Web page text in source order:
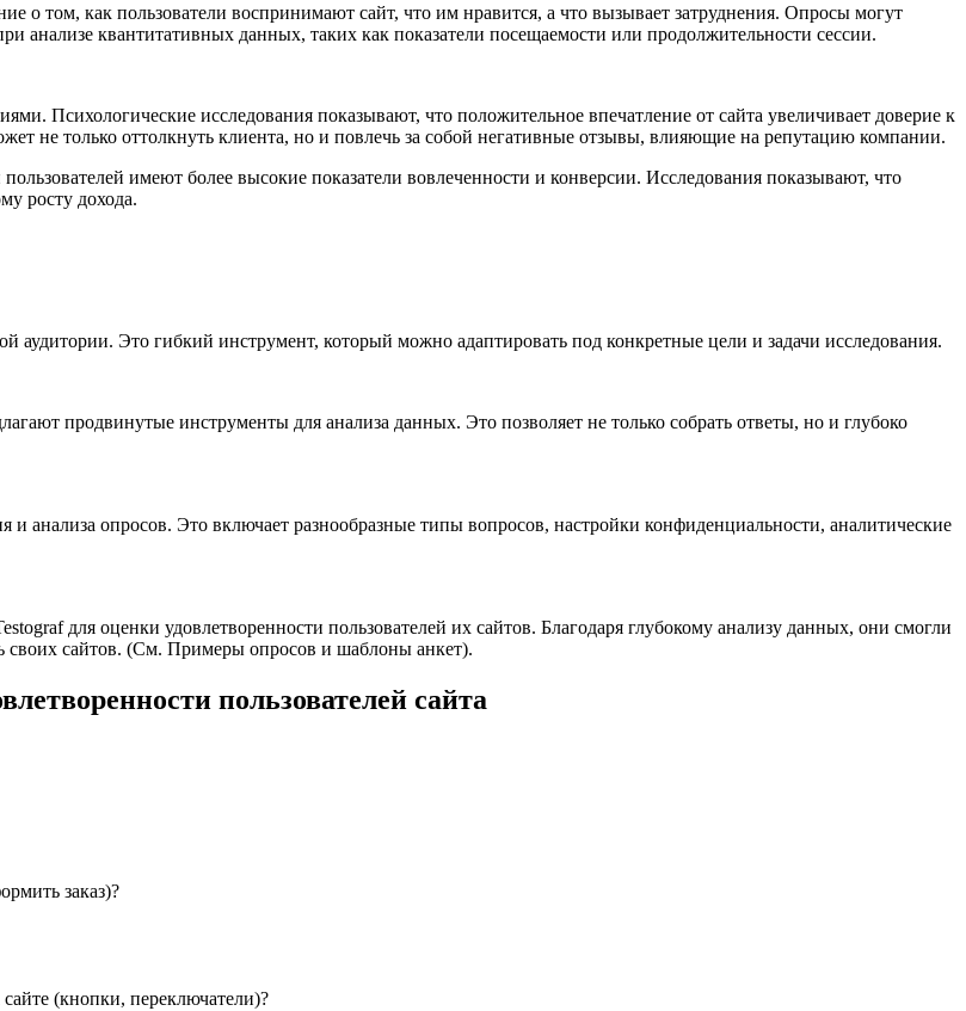
о том, как пользователи воспринимают сайт, что им нравится, а что вызывает затруднения. Опросы могут
анализе квантитативных данных, таких как показатели посещаемости или продолжительности сессии.
Психологические исследования показывают, что положительное впечатление от сайта увеличивает доверие к
не только оттолкнуть клиента, но и повлечь за собой негативные отзывы, влияющие на репутацию компании.
имеют более высокие показатели вовлеченности и конверсии. Исследования показывают, что
росту дохода.
Это гибкий инструмент, который можно адаптировать под конкретные цели и задачи исследования.
продвинутые инструменты для анализа данных. Это позволяет не только собрать ответы, но и глубоко
и анализа опросов. Это включает разнообразные типы вопросов, настройки конфиденциальности, аналитические
для оценки удовлетворенности пользователей их сайтов. Благодаря глубокому анализу данных, они смогли
своих сайтов. (См. Примеры опросов и шаблоны анкет).
пользователей сайта
заказ)?
(кнопки, переключатели)?